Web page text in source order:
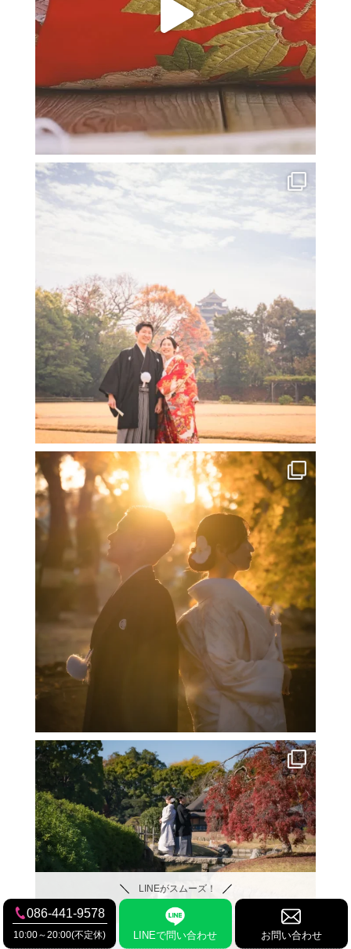
LINEがスムーズ！
086-441-9578
10:00～20:00(不定休) LINEで問い合わせ お問い合わせ